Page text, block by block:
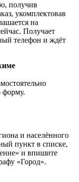
получив
укомплектовав
на
Получает
телефон и ждёт
форму.
и населённого
пункт в списке,
и впишите
«Город».